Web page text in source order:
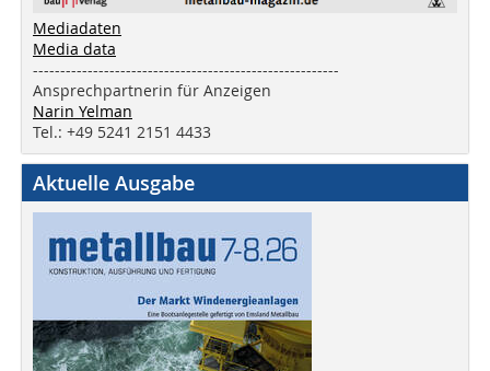
Mediadaten
Media data
--------------------------------------------------------
Ansprechpartnerin für Anzeigen
Narin Yelman
Tel.: +49 5241 2151 4433
Aktuelle Ausgabe